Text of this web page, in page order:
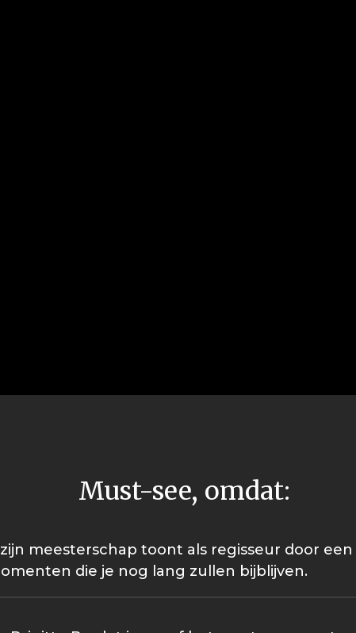
Must-see, omdat:
meesterschap toont als regisseur door
die je nog lang zullen bijblijven.